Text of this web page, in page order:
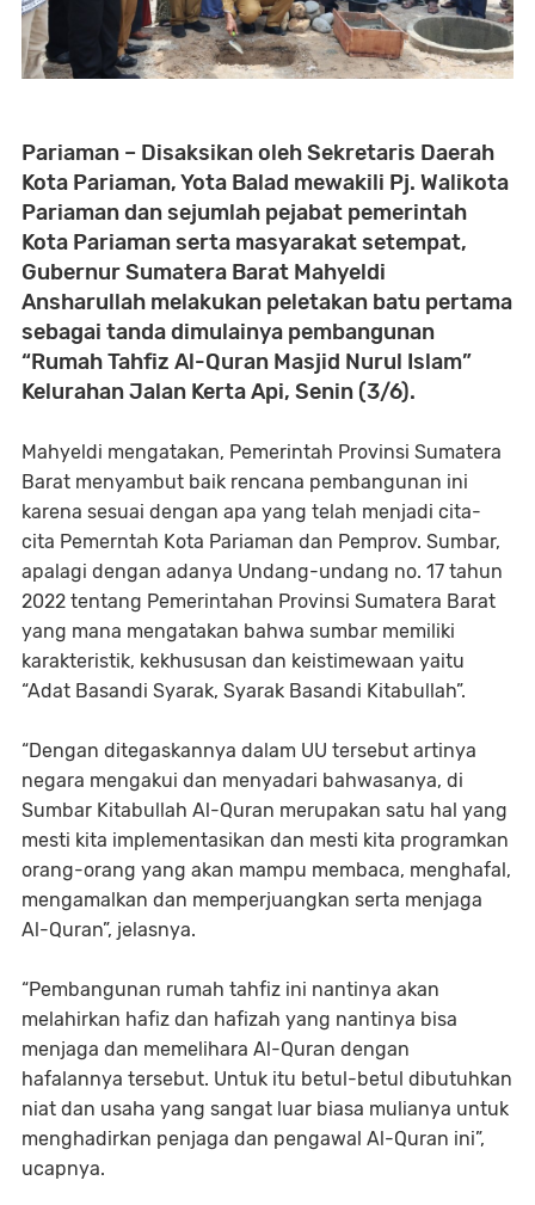
Pariaman – Disaksikan oleh Sekretaris Daerah
Kota Pariaman, Yota Balad mewakili Pj. Walikota
Pariaman dan sejumlah pejabat pemerintah
Kota Pariaman serta masyarakat setempat,
Gubernur Sumatera Barat Mahyeldi
Ansharullah melakukan peletakan batu pertama
sebagai tanda dimulainya pembangunan
“Rumah Tahfiz Al-Quran Masjid Nurul Islam”
Kelurahan Jalan Kerta Api, Senin (3/6).
Mahyeldi mengatakan, Pemerintah Provinsi Sumatera
Barat menyambut baik rencana pembangunan ini
karena sesuai dengan apa yang telah menjadi cita-
cita Pemerntah Kota Pariaman dan Pemprov. Sumbar,
apalagi dengan adanya Undang-undang no. 17 tahun
2022 tentang Pemerintahan Provinsi Sumatera Barat
yang mana mengatakan bahwa sumbar memiliki
karakteristik, kekhususan dan keistimewaan yaitu
“Adat Basandi Syarak, Syarak Basandi Kitabullah”.
“Dengan ditegaskannya dalam UU tersebut artinya
negara mengakui dan menyadari bahwasanya, di
Sumbar Kitabullah Al-Quran merupakan satu hal yang
mesti kita implementasikan dan mesti kita programkan
orang-orang yang akan mampu membaca, menghafal,
mengamalkan dan memperjuangkan serta menjaga
Al-Quran”, jelasnya.
“Pembangunan rumah tahfiz ini nantinya akan
melahirkan hafiz dan hafizah yang nantinya bisa
menjaga dan memelihara Al-Quran dengan
hafalannya tersebut. Untuk itu betul-betul dibutuhkan
niat dan usaha yang sangat luar biasa mulianya untuk
menghadirkan penjaga dan pengawal Al-Quran ini”,
ucapnya.